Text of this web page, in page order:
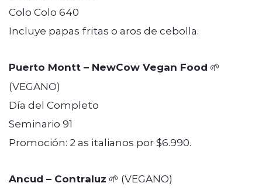
Colo Colo 640
Incluye papas fritas o aros de cebolla.
Puerto Montt – NewCow Vegan Food 🌱
(VEGANO)
Día del Completo
Seminario 91
Promoción: 2 as italianos por $6.990.
Ancud – Contraluz 🌱 (VEGANO)